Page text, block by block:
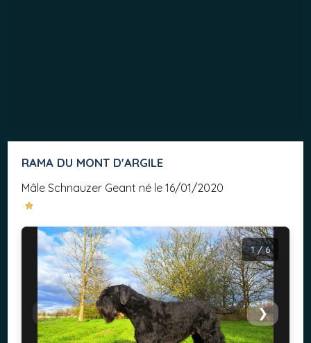
RAMA DU MONT D'ARGILE
mâle Schnauzer Geant né le 16/01/2020
❮ ❯
1 / 6